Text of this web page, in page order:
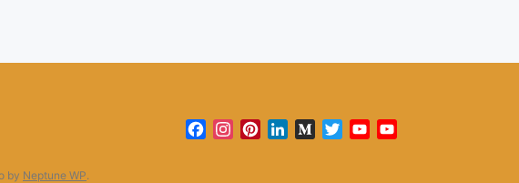
Facebook
Instagram
PinterestLinkedInMediumTwitterYouTube
by Neptune WP.